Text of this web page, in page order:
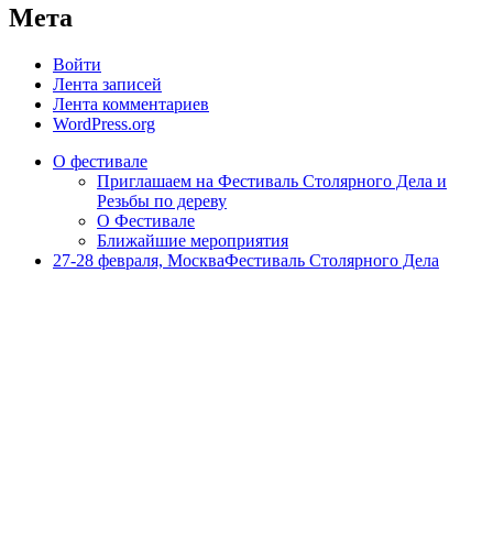
Мета
Войти
Лента записей
Лента комментариев
WordPress.org
О фестивале
Приглашаем на Фестиваль Столярного Дела и
Резьбы по дереву
О Фестивале
Ближайшие мероприятия
27-28 февраля, МоскваФестиваль Столярного Дела